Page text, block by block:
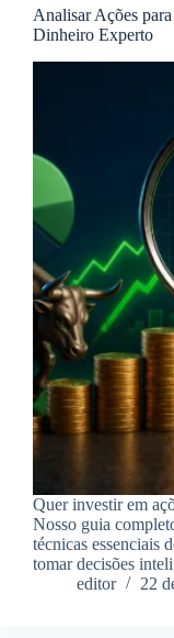
Analisar Ações
Dinheiro Experto
Quer investir em
Nosso guia
técnicas essenciais
tomar decisões
editor
22